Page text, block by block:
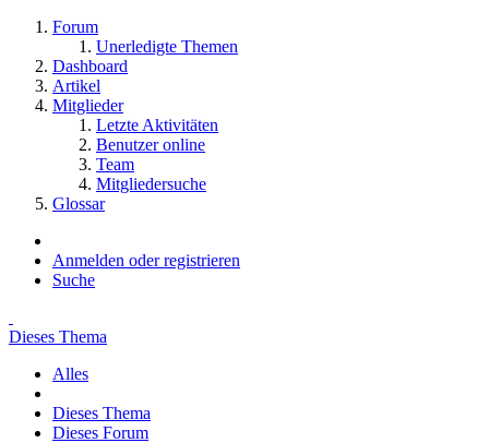
Forum
Unerledigte Themen
Dashboard
Artikel
Mitglieder
Letzte Aktivitäten
Benutzer online
Team
Mitgliedersuche
Glossar
Anmelden oder registrieren
Suche
Dieses Thema
Alles
Dieses Thema
Dieses Forum